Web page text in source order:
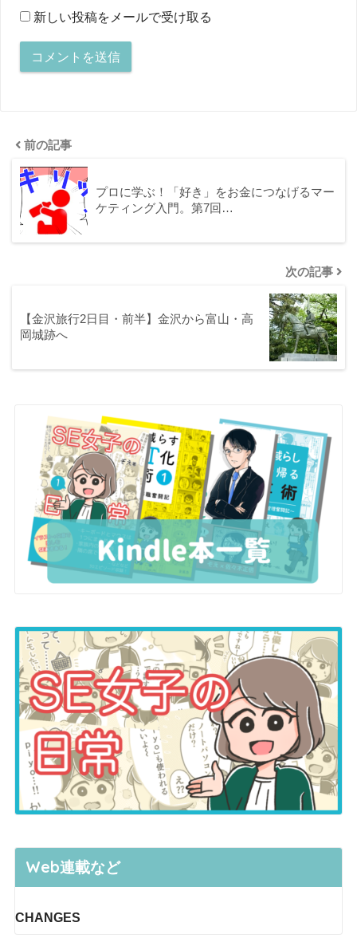
新しい投稿をメールで受け取る
前の記事
プロに学ぶ！「好き」をお金につなげるマー
ケティング入門。第7回…
次の記事
【金沢旅行2日目・前半】金沢から富山・高
岡城跡へ
Web連載など
CHANGES